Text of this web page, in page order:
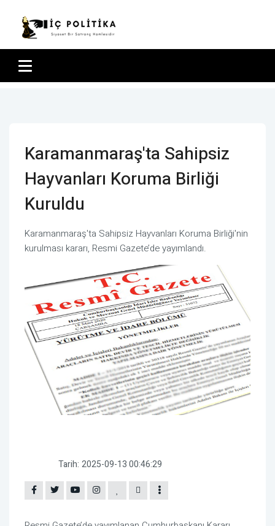
Karamanmaraş'ta Sahipsiz
Hayvanları Koruma Birliği
Kuruldu
Karamanmaraş'ta Sahipsiz Hayvanları Koruma Birliği'nin
kurulması kararı, Resmi Gazete’de yayımlandı.
Tarih: 2025-09-13 00:46:29